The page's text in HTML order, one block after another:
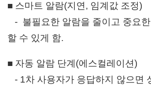
■ 스마트 알람(지연, 임계값 조정)
- 불필요한 알람을 줄이고 중요
할 수 있게 함.
■ 자동 알람 단계(에스컬레이션)
- 1차 사용자가 응답하지 않으면